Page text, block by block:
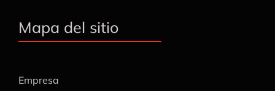
Mapa del sitio
Empresa